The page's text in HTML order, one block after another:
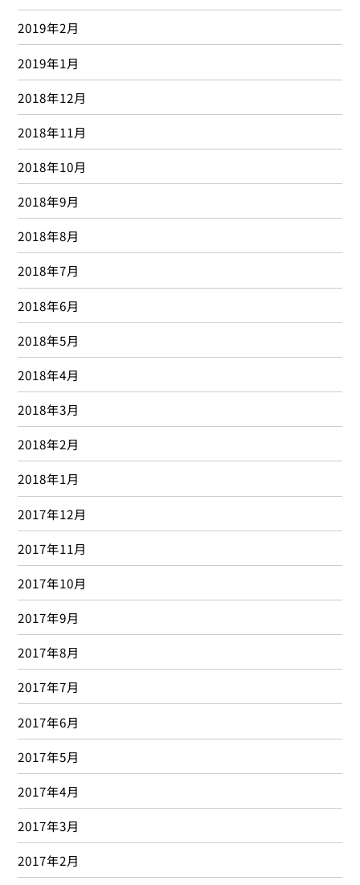
2019年2月
2019年1月
2018年12月
2018年11月
2018年10月
2018年9月
2018年8月
2018年7月
2018年6月
2018年5月
2018年4月
2018年3月
2018年2月
2018年1月
2017年12月
2017年11月
2017年10月
2017年9月
2017年8月
2017年7月
2017年6月
2017年5月
2017年4月
2017年3月
2017年2月